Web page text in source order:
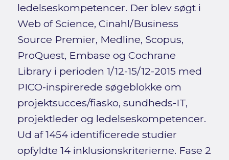
ledelseskompetencer. Der blev søgt i
Web of Science, Cinahl/Business
Source Premier, Medline, Scopus,
ProQuest, Embase og Cochrane
Library i perioden 1/12-15/12-2015 med
PICO-inspirerede søgeblokke om
projektsucces/fiasko, sundheds-IT,
projektleder og ledelseskompetencer.
Ud af 1454 identificerede studier
opfyldte 14 inklusionskriterierne. Fase 2